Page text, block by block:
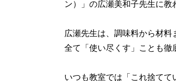
ン）」の広瀬美和子先生に教
広瀬先生は、調味料から材
全て「使い尽くす」ことも徹
いつも教室では「これ捨て